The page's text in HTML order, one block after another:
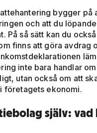
bygger på
och att du
På så sätt kan du
finns att göra avdrag
inte bara handlar
utan också om att
företagets ekonomi.
själv: vad